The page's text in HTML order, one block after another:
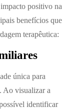
positivo na
benefícios que
terapêutica:
única para
Ao visualizar a
identificar